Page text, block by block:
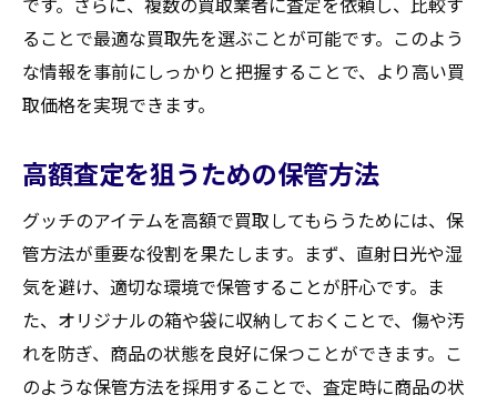
ることで最適な買取先を選ぶことが可能です。このよう
な情報を事前にしっかりと把握することで、より高い買
取価格を実現できます。
高額査定を狙うための保管方法
グッチのアイテムを高額で買取してもらうためには、保
管方法が重要な役割を果たします。まず、直射日光や湿
気を避け、適切な環境で保管することが肝心です。ま
た、オリジナルの箱や袋に収納しておくことで、傷や汚
れを防ぎ、商品の状態を良好に保つことができます。こ
のような保管方法を採用することで、査定時に商品の状